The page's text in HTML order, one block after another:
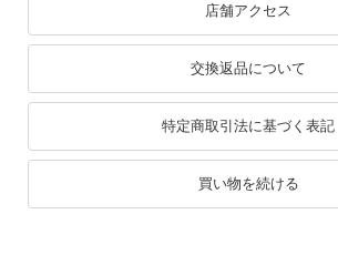
店舗アクセス
交換返品について
特定商取引法に基づく表記
買い物を続ける